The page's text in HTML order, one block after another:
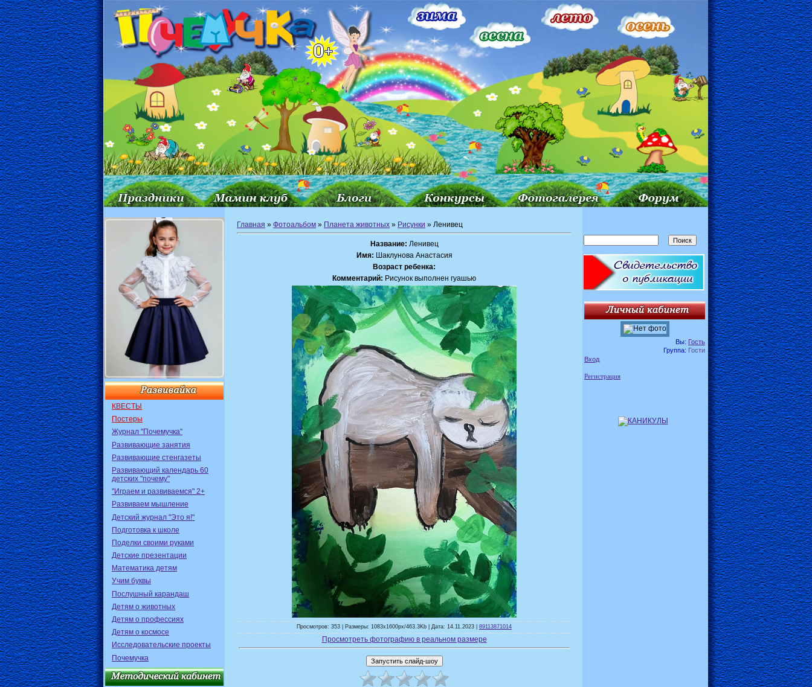
КВЕСТЫ
Постеры
Журнал "Почемучка"
Развивающие занятия
Развивающие стенгазеты
Развивающий календарь 60
детских "почему"
"Играем и развиваемся" 2+
Развиваем мышление
Детский журнал "Это я!"
Подготовка к школе
Поделки своими руками
Детские презентации
Математика детям
Учим буквы
Послушный карандаш
Детям о животных
Детям о профессиях
Детям о космосе
Исследовательские проекты
Почемучка
Главная » Фотоальбом » Планета животных » Рисунки » Ленивец
Название: Ленивец
Имя: Шаклунова Анастасия
Возраст ребенка:
Комментарий: Рисунок выполнен гуашью
Просмотров: 353 | Размеры: 1083x1600px/463.3Kb | Дата: 14.11.2023 | 89113871014
Просмотреть фотографию в реальном размере
Вы: Гость
Группа: Гости
Вход
Регистрация